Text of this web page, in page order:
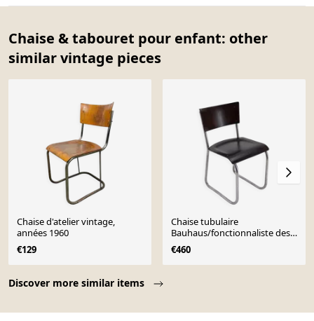
Chaise & tabouret pour enfant: other
similar vintage pieces
Discover more similar items
Chaise d'atelier vintage,
années 1960
€129
Chaise tubulaire
Bauhaus/fonctionnaliste des
années 1930, restaurée
€460